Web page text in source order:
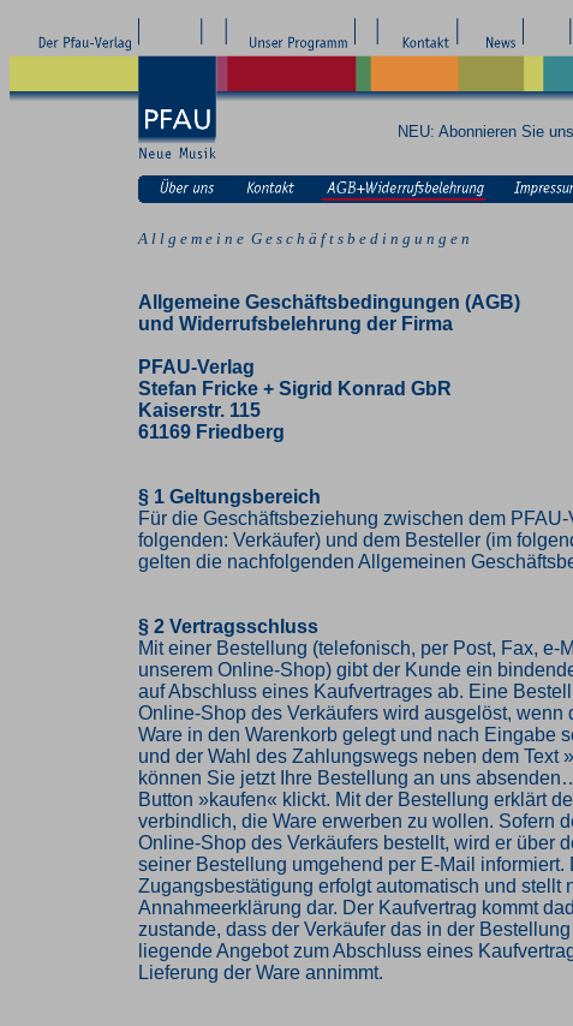
NEU: Abonnieren Sie
A l l g e m e i n e G e s c h ä f t s b e d i n g u n g e n
Allgemeine Geschäftsbedingungen (AGB)
und Widerrufsbelehrung der Firma
PFAU-Verlag
Stefan Fricke + Sigrid Konrad GbR
Kaiserstr. 115
61169 Friedberg
§ 1 Geltungsbereich
Für die Geschäftsbeziehung zwischen dem PFAU-
folgenden: Verkäufer) und dem Besteller (im
gelten die nachfolgenden Allgemeinen
§ 2 Vertragsschluss
Mit einer Bestellung (telefonisch, per Post, Fax, e-
unserem Online-Shop) gibt der Kunde ein
auf Abschluss eines Kaufvertrages ab. Eine
Online-Shop des Verkäufers wird ausgelöst, wenn
Ware in den Warenkorb gelegt und nach Eingabe
und der Wahl des Zahlungswegs neben dem Text
können Sie jetzt Ihre Bestellung an uns
Button »kaufen« klickt. Mit der Bestellung erklärt
verbindlich, die Ware erwerben zu wollen. Sofern
Online-Shop des Verkäufers bestellt, wird er über
seiner Bestellung umgehend per E-Mail informiert.
Zugangsbestätigung erfolgt automatisch und stellt
Annahmeerklärung dar. Der Kaufvertrag kommt
zustande, dass der Verkäufer das in der
liegende Angebot zum Abschluss eines
Lieferung der Ware annimmt.